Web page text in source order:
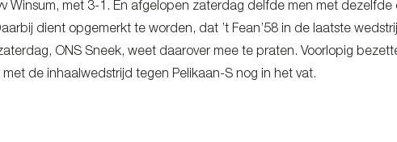
Winsum, met 3-1. En afgelopen zaterdag delfde men met
dient opgemerkt te worden, dat ’t Fean’58 in de laatste
ONS Sneek, weet daarover mee te praten. Voorlopig
met de inhaalwedstrijd tegen Pelikaan-S nog in het vat.